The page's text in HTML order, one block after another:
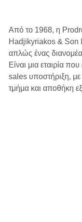
Από το 1968, η
Hadjikyriakos & Son
απλώς ένας
Είναι μια εταιρία
sales υποστήριξη, με
τμήμα και αποθήκη